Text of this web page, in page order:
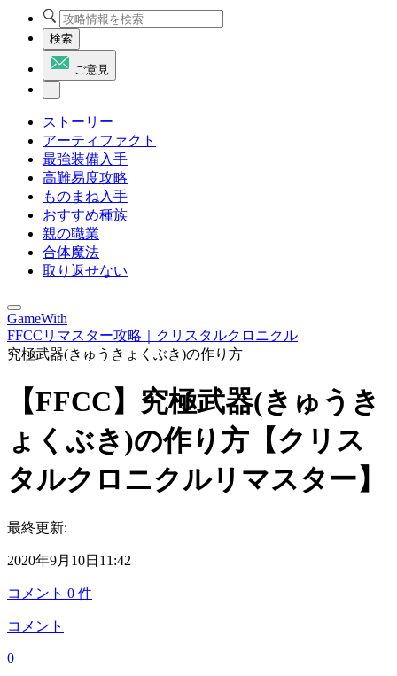
検索
ご意見
ストーリー
アーティファクト
最強装備入手
高難易度攻略
ものまね入手
おすすめ種族
親の職業
合体魔法
取り返せない
GameWith
FFCCリマスター攻略｜クリスタルクロニクル
究極武器(きゅうきょくぶき)の作り方
【FFCC】究極武器(きゅうき
ょくぶき)の作り方【クリス
タルクロニクルリマスター】
最終更新:
2020年9月10日11:42
コメント 0 件
コメント
0